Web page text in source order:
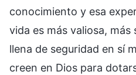
conocimiento y esa
vida es más valiosa,
llena de seguridad en sí
creen en Dios para